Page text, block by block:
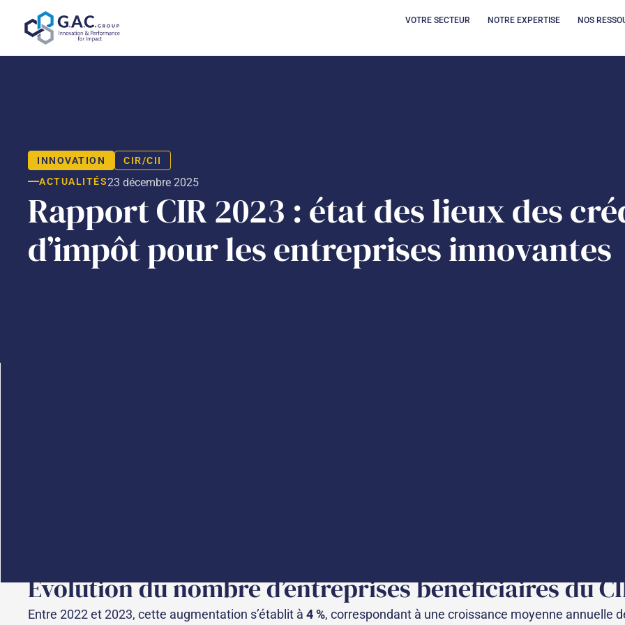
contenu
VOTRE SECTEUR OUVRIR VOTRE
NOTRE EXPERTISE NOS
INNOVATION
CIR/CII
ACTUALITÉS23 décembre 2025
Rapport CIR 2023 : état des lieux des
d’impôt pour les entreprises innovantes
Évolution du nombre d’entreprises bénéficiaires du
Entre 2022 et 2023, cette augmentation s’établit à 4 %, correspondant à une croissance moyenne annuelle